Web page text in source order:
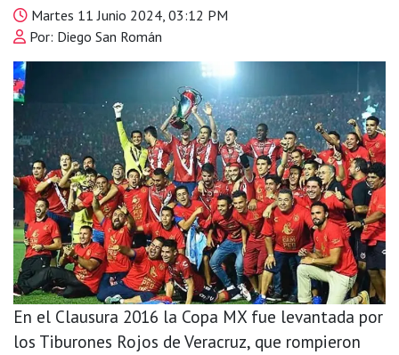
Martes 11 Junio 2024, 03:12 PM
Por: Diego San Román
En el Clausura 2016 la Copa MX fue levantada por
los Tiburones Rojos de Veracruz, que rompieron